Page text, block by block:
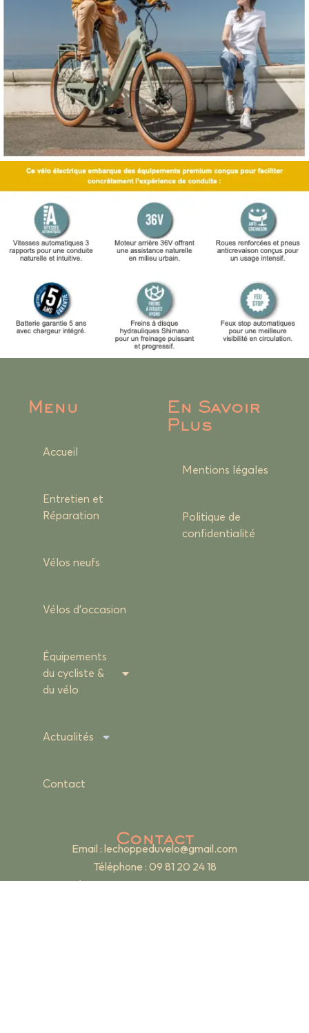
Menu
Accueil
Entretien et
Réparation
Vélos neufs
Vélos d’occasion
Équipements
du cycliste &
du vélo
Actualités
Contact
En Savoir
Plus
Mentions légales
Politique de
confidentialité
Contact
Email : lechoppeduvelo@gmail.com
Téléphone : 09 81 20 24 18
Adresse : 19 rue Renan – 69007 Lyon